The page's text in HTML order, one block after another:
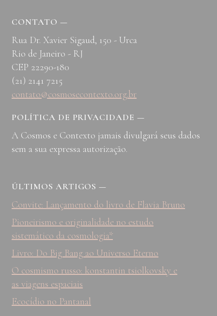
CONTATO —
Rua Dr. Xavier Sigaud, 150 - Urca
Rio de Janeiro - RJ
CEP 22290-180
(21) 2141 7215
contato@cosmosecontexto.org.br
POLÍTICA DE PRIVACIDADE—
A Cosmos e Contexto jamais divulgará seus dados
sem a sua expressa autorização.
ÚLTIMOS ARTIGOS—
Convite: Lançamento do livro de Flavia Bruno
Pioneirismo e originalidade no estudo
sistemático da cosmologia*
Livro: Do Big Bang ao Universo Eterno
O cosmismo russo: konstantin tsiolkovsky e
as viagens espaciais
Ecocídio no Pantanal